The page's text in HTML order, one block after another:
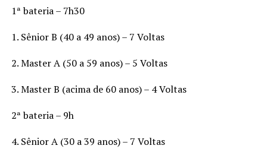
1ª bateria – 7h30
1. Sênior B (40 a 49 anos) – 7 Voltas
2. Master A (50 a 59 anos) – 5 Voltas
3. Master B (acima de 60 anos) – 4 Voltas
2ª bateria – 9h
4. Sênior A (30 a 39 anos) – 7 Voltas